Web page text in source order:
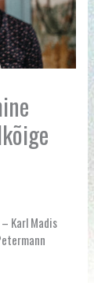
Karl Madis